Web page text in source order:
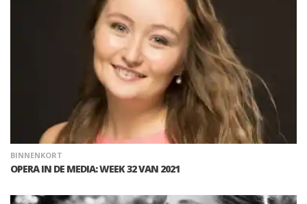
BINNENKORT
OPERA IN DE MEDIA: WEEK 32 VAN 2021